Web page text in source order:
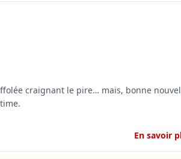
craignant le pire… mais, bonne
En savoir